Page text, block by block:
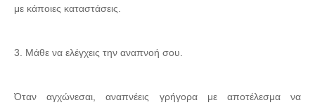
με κάποιες καταστάσεις.
3. Μάθε να ελέγχεις την αναπνοή σου.
Όταν αγχώνεσαι, αναπνέεις γρήγορα με αποτέλεσμα να